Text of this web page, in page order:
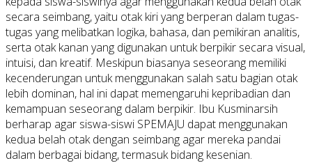
secara seimbang, yaitu otak kiri yang berperan dalam tugas-
tugas yang melibatkan logika, bahasa, dan pemikiran analitis,
serta otak kanan yang digunakan untuk berpikir secara visual,
intuisi, dan kreatif. Meskipun biasanya seseorang memiliki
kecenderungan untuk menggunakan salah satu bagian otak
lebih dominan, hal ini dapat memengaruhi kepribadian dan
kemampuan seseorang dalam berpikir. Ibu Kusminarsih
berharap agar siswa-siswi SPEMAJU dapat menggunakan
kedua belah otak dengan seimbang agar mereka pandai
dalam berbagai bidang, termasuk bidang kesenian.